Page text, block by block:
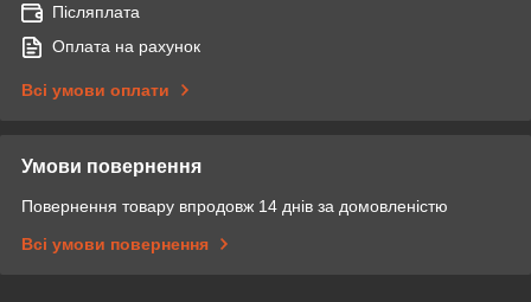
Післяплата
Оплата на рахунок
Всі умови оплати
Умови повернення
Повернення товару впродовж 14 днів за домовленістю
Всі умови повернення